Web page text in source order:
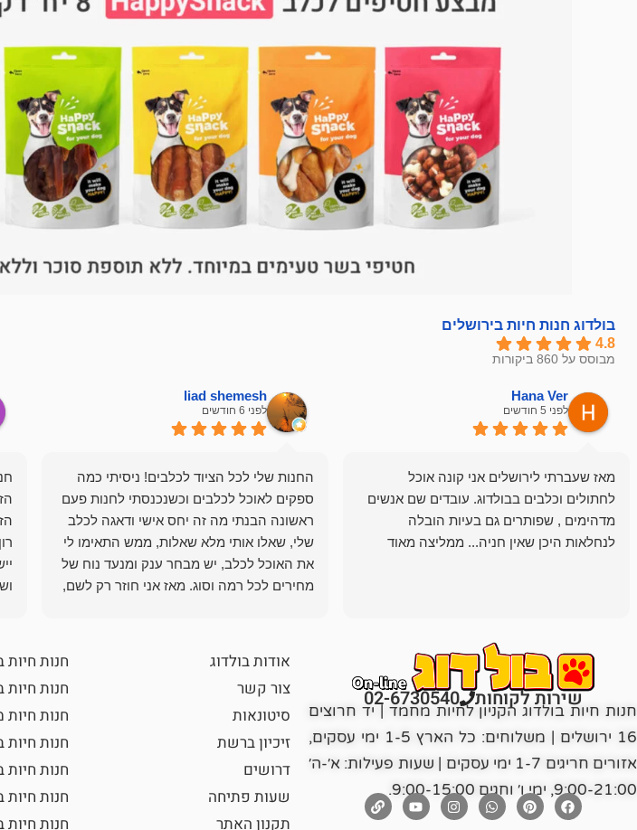
בולדוג חנות חיות בירושלים
4.8
מבוסס על 860 ביקורות
Hana Ver
לפני 5 חודשים
מאז שעברתי לירושלים אני קונה אוכל
לחתולים וכלבים בבולדוג. עובדים שם אנשים
מדהימים , שפותרים גם בעיות הובלה
לנחלאות היכן שאין חניה... ממליצה מאוד
liad shemesh
לפני 6 חודשים
החנות שלי לכל הציוד לכלבים! ניסיתי כמה
ספקים לאוכל לכלבים וכשנכנסתי לחנות פעם
ראשונה הבנתי מה זה יחס אישי ודאגה לכלב
שלי, שאלו אותי מלא שאלות, ממש התאימו לי
את האוכל לכלב, יש מבחר ענק ומנעד נוח של
מחירים לכל רמה וסוג. מאז אני חוזר רק לשם,
שירות לקוחות 02-6730540
חנות חיות בולדוג הקניון לחיות מחמד | יד חרוצים
16 ירושלים | משלוחים: כל הארץ 1-5 ימי עסקים,
אזורים חריגים 1-7 ימי עסקים | שעות פעילות: א׳-ה׳
9:00-21:00, ימי ו׳ וחגים 9:00-15:00.
אודות בולדוג
צור קשר
סיטונאות
זיכיון ברשת
דרושים
שעות פתיחה
תקנון האתר
חנות חיות
חנות חיות
חנות
חנות חיות
חנות
חנות
חנות חיות